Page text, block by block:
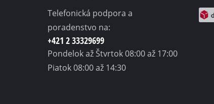
Telefonická podpora a
poradenstvo na:
+421 2 33329699
Pondelok až Štvrtok08:00 až 17:00
Piatok08:00 až 14:30